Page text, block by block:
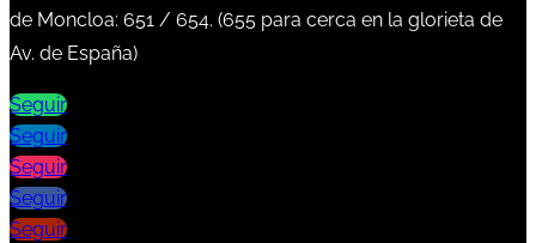
de Moncloa: 651 / 654. (655 para cerca en la glorieta de
Av. de España)
Seguir
Seguir
Seguir
Seguir
Seguir